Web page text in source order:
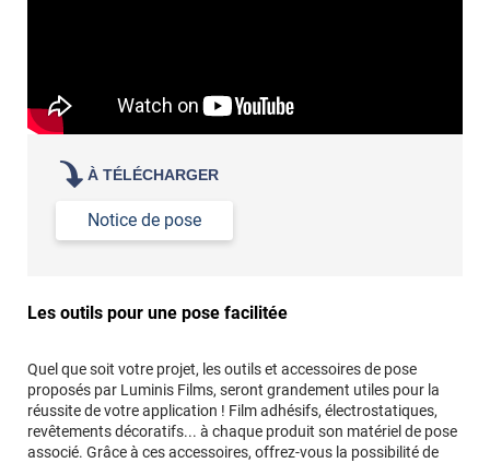
À TÉLÉCHARGER
Notice de pose
Les outils pour une pose facilitée
Quel que soit votre projet, les outils et accessoires de pose
proposés par Luminis Films, seront grandement utiles pour la
réussite de votre application ! Film adhésifs, électrostatiques,
revêtements décoratifs... à chaque produit son matériel de pose
associé. Grâce à ces accessoires, offrez-vous la possibilité de